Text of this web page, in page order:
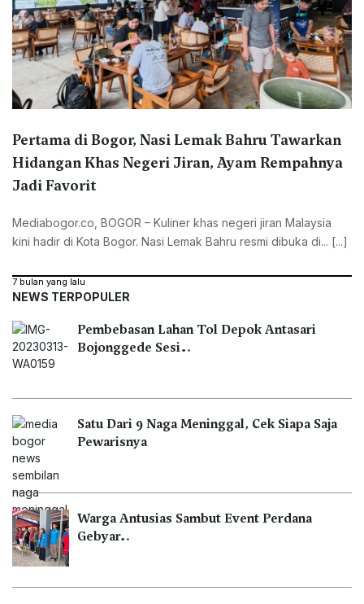
Pertama di Bogor, Nasi Lemak Bahru Tawarkan
Hidangan Khas Negeri Jiran, Ayam Rempahnya
Jadi Favorit
Mediabogor.co, ‎BOGOR – Kuliner khas negeri jiran Malaysia
kini hadir di Kota Bogor. Nasi Lemak Bahru resmi dibuka di... [...]
7 bulan yang lalu
NEWS TERPOPULER
Pembebasan Lahan Tol Depok Antasari
Bojonggede Sesi…
Satu Dari 9 Naga Meninggal, Cek Siapa Saja
Pewarisnya
Warga Antusias Sambut Event Perdana
Gebyar…